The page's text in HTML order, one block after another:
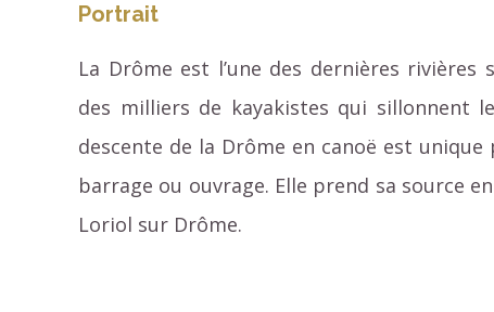
Portrait
La Drôme est l’une des dernières rivières
des milliers de kayakistes qui sillonnent
descente de la Drôme en canoë est
barrage ou ouvrage. Elle prend sa source
Loriol sur Drôme.